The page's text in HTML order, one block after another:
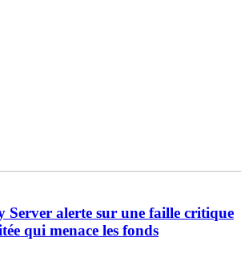
Server alerte sur une faille critique
qui menace les fonds